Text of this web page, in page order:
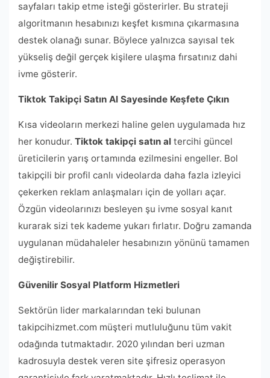
sayfaları takip etme isteği gösterirler. Bu strateji
algoritmanın hesabınızı keşfet kısmına çıkarmasına
destek olanağı sunar. Böylece yalnızca sayısal tek
yükseliş değil gerçek kişilere ulaşma fırsatınız dahi
ivme gösterir.
Tiktok Takipçi Satın Al Sayesinde Keşfete Çıkın
Kısa videoların merkezi haline gelen uygulamada hız
her konudur. Tiktok takipçi satın al tercihi güncel
üreticilerin yarış ortamında ezilmesini engeller. Bol
takipçili bir profil canlı videolarda daha fazla izleyici
çekerken reklam anlaşmaları için de yolları açar.
Özgün videolarınızı besleyen şu ivme sosyal kanıt
kurarak sizi tek kademe yukarı fırlatır. Doğru zamanda
uygulanan müdahaleler hesabınızın yönünü tamamen
değiştirebilir.
Güvenilir Sosyal Platform Hizmetleri
Sektörün lider markalarından teki bulunan
takipcihizmet.com müşteri mutluluğunu tüm vakit
odağında tutmaktadır. 2020 yılından beri uzman
kadrosuyla destek veren site şifresiz operasyon